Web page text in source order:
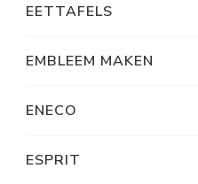
EETTAFELS
EMBLEEM MAKEN
ENECO
ESPRIT